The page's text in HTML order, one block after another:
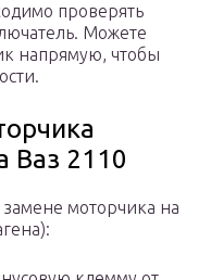
проверять
Можете
напрямую, чтобы
Ваз 2110
моторчика на